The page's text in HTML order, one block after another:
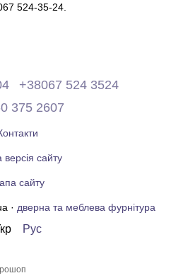
524-35-24.
+38067 524 3524
375 2607
версія сайту
сайту
· дверна та меблева фурнітура
Рус